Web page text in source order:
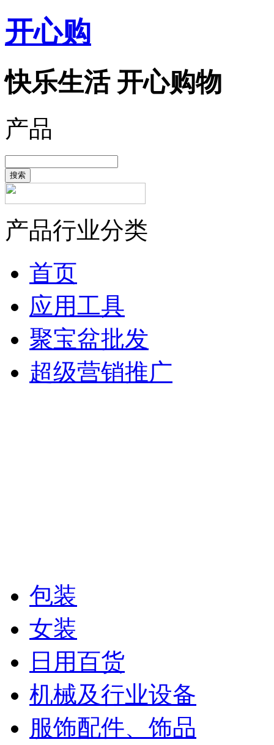
开心购
快乐生活 开心购物
产品
搜索
产品行业分类
首页
应用工具
聚宝盆批发
超级营销推广
包装
女装
日用百货
机械及行业设备
服饰配件、饰品